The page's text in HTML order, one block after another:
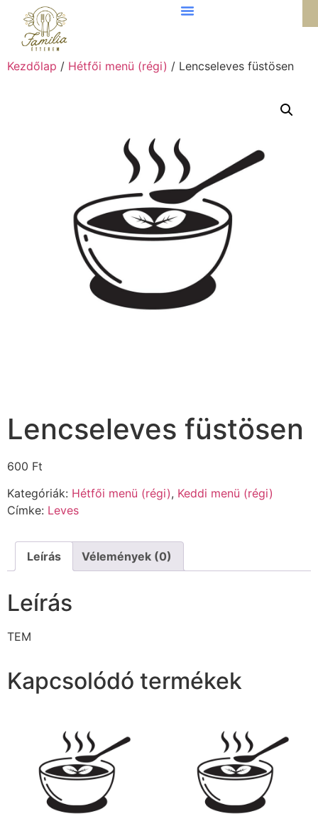
Kezdőlap / Hétfői menü (régi) / Lencseleves füstösen
Lencseleves füstösen
600 Ft
Kategóriák: Hétfői menü (régi), Keddi menü (régi)
Címke: Leves
Leírás Vélemények (0)
Leírás
TEM
Kapcsolódó termékek